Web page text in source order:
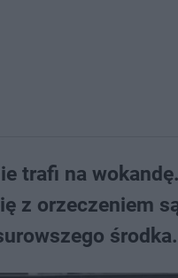
trafi na
z orzeczeniem
środka.